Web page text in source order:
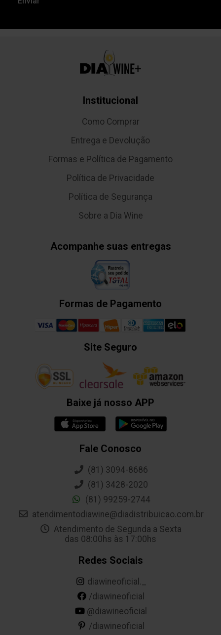
Institucional
Como Comprar
Entrega e Devolução
Formas e Política de Pagamento
Política de Privacidade
Política de Segurança
Sobre a Dia Wine
Acompanhe suas entregas
Formas de Pagamento
Site Seguro
Baixe já nosso APP
Fale Conosco
(81) 3094-8686
(81) 3428-2020
(81) 99259-2744
atendimentodiawine@diadistribuicao.com.br
Atendimento de Segunda a Sexta
das 08:00hs às 17:00hs
Redes Sociais
diawineoficial._
/diawineoficial
@diawineoficial
/diawineoficial